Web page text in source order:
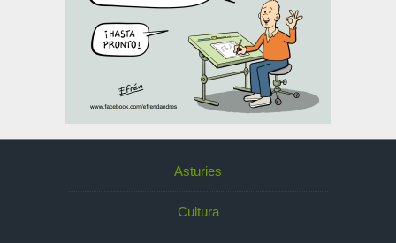
Asturies
Cultura